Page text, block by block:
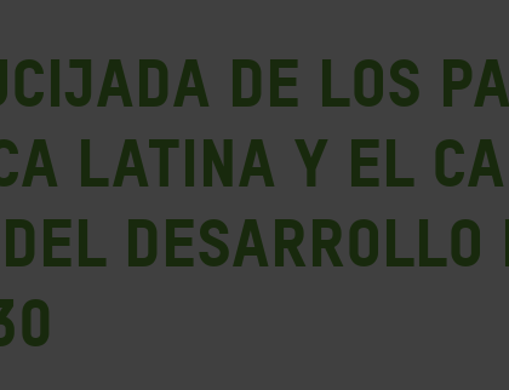
de los
Latina y el
Desarrollo